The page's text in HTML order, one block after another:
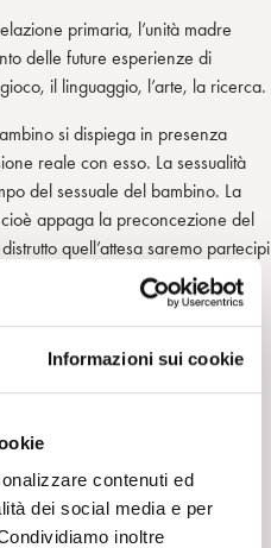
Informazioni sui cookie
contenuti ed
dei social media e per
inoltre
primaria, l’unità madre
delle future esperienze di
il linguaggio, l’arte, la ricerca.
si dispiega in presenza
reale con esso. La sessualità
del sessuale del bambino. La
appaga la preconcezione del
quell’attesa saremo partecipi
dell’allucinosi, cioè di azioni
da sé.
del corpo erogeno:
superiore eretto contro la
ossessiva come ano-malia,
dal corpo materno.
in ciò che dice?
come funzione della